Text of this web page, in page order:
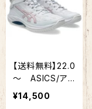
スケ スポーツ
審判 コーチ
【バスケットボー
ボールウェア レ
フリーシャツ レ
フリーパンツ 審
【送料無料】22.0
～ ASICS/ア
シックス ゲル フ
ープ V17 スタン
¥14,500